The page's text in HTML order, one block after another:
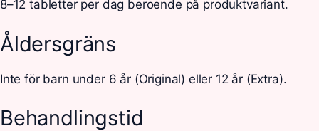
8–12 tabletter per dag beroende på produktvariant.
Åldersgräns
Inte för barn under 6 år (Original) eller 12 år (Extra).
Behandlingstid